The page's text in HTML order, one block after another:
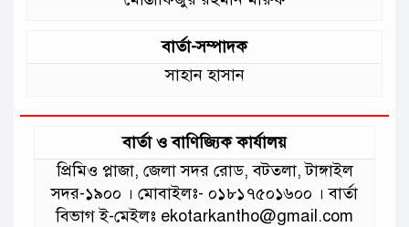
বার্তা-সম্পাদক
সাহান হাসান
বার্তা ও বাণিজ্যিক কার্যালয়
প্রিমিও প্লাজা, জেলা সদর রোড, বটতলা, টাঙ্গাইল
সদর-১৯০০ । মোবাইলঃ- ০১৮১৭৫০১৬০০ । বার্তা
বিভাগ ই-মেইলঃ ekotarkantho@gmail.com